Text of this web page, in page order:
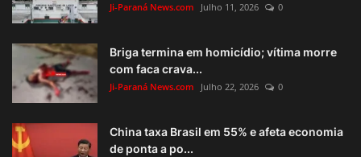
Ji-Paraná News.com Julho 11, 2026 0
Briga termina em homicídio; vítima morre
com faca crava...
Ji-Paraná News.com Julho 22, 2026 0
China taxa Brasil em 55% e afeta economia
de ponta a po...